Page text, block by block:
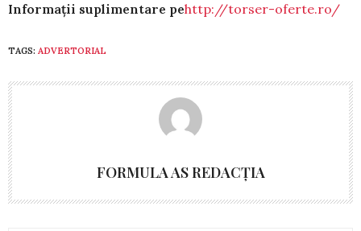
Informaţii suplimentare pehttp://torser-oferte.ro/
TAGS: ADVERTORIAL
FORMULA AS REDACȚIA